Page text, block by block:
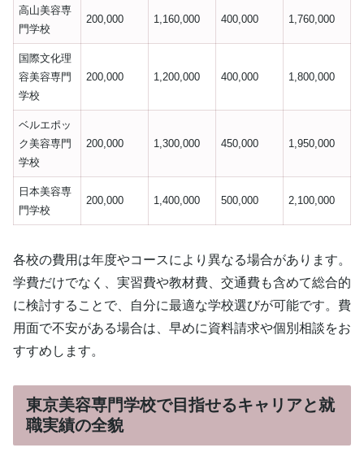
高山美容専
門学校
200,000 1,160,000 400,000 1,760,000
国際文化理
容美容専門
学校
200,000 1,200,000 400,000 1,800,000
ベルエポッ
ク美容専門
学校
200,000 1,300,000 450,000 1,950,000
日本美容専
門学校
200,000 1,400,000 500,000 2,100,000
各校の費用は年度やコースにより異なる場合があります。
学費だけでなく、実習費や教材費、交通費も含めて総合的
に検討することで、自分に最適な学校選びが可能です。費
用面で不安がある場合は、早めに資料請求や個別相談をお
すすめします。
東京美容専門学校で目指せるキャリアと就
職実績の全貌